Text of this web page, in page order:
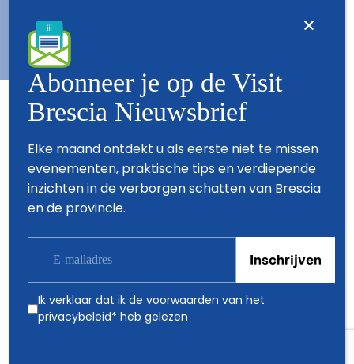
Abonneer je op de Visit
Brescia Nieuwsbrief
Elke maand ontdekt u als eerste niet te missen
evenementen, praktische tips en verdiepende
inzichten in de verborgen schatten van Brescia
en de provincie.
Ik verklaar dat ik de voorwaarden van het
privacybeleid* heb gelezen